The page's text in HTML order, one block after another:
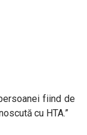
fiind de
cu HTA.”